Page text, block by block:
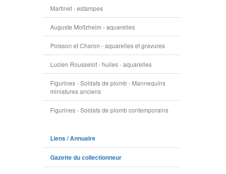
Martinet - estampes
Auguste Moltzheim - aquarelles
Poisson et Charon - aquarelles et gravures
Lucien Rousselot - huiles - aquarelles
Figurines - Soldats de plomb - Mannequins
miniatures anciens
Figurines - Soldats de plomb contemporains
Liens / Annuaire
Gazette du collectionneur